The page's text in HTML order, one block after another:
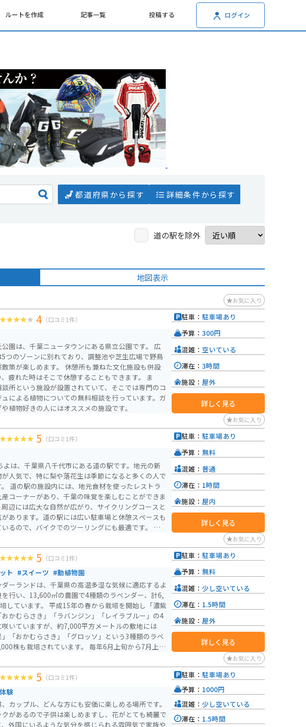
ルートを作成 記事一覧 投稿する ログイン
都道府県から探す
詳細条件から探す
道の駅を除外
地図表示
お気に入り
4 （口コミ1件）
園は、千葉ニュータウンにある県立公園です。 広
5つのゾーンに別れており、調整池や芝生広場で野鳥
策が楽しめます。 休憩所も兼ねた文化施設も併設
疲れた時はそこで休憩することもできます。 ま
所という施設が設置されていて、そこでは専門のコ
ュによる植物についての無料相談を行っています。ガ
植物好きの人にはオススメの施設です。
駐車： 駐車場あり
予算： 300円
混雑： 空いている
滞在： 3時間
施設： 屋外
詳しく見る
お気に入り
5 （口コミ1件）
よは、千葉県八千代市にある道の駅です。地元の新
人気で、特に梨や落花生は季節になると多くの人で
トラ
産コーナーがあり、千葉の味覚を楽しむことができま
辺には広大な自然が広がり、サイクリングコースと
があります。道の駅には広い駐車場と休憩スペースも
るので、バイクでのツーリングにも最適です。 特
駅で購入できるほか、周辺の農園でも直売を行って
ります。
駐車： 駐車場あり
予算： 無料
混雑： 普通
滞在： 1時間
施設： 屋内
詳しく見る
お気に入り
5 （口コミ1件）
ト #スイーツ #動植物園
ーランドは、千葉県の高温多湿な気候に適応するよ
を行い、13,600㎡の農園で4種類のラベンダー、計6,
15年の春から栽培を開始し「濃紫
かむらさき」「ラバンジン」「レイラブルー」の4
いていますが、約7,000平方メートルの敷地には
」「おかむらさき」「グロッソ」という3種類のラベ
栽培されています。 毎年6月上旬から7月上旬
ダーを楽しむことができます。また、園内にはピン
畑やバラ園もあり、ラベンダーソフトやサシェなど
できる小屋も設けられており、花の美しさと共にシ
も楽しめます。
駐車： 駐車場あり
予算： 無料
混雑： 少し空いている
滞在： 1.5時間
施設： 屋外
詳しく見る
お気に入り
5 （口コミ1件）
験
カップル、どんな方にも安価に楽しめる場所です。
があるので子供は楽しめますし、花がとても綺麗で
外国にいるような気分を感じられる雰囲気で家族や
駐車： 駐車場あり
予算： 1000円
混雑： 少し空いている
滞在： 1.5時間